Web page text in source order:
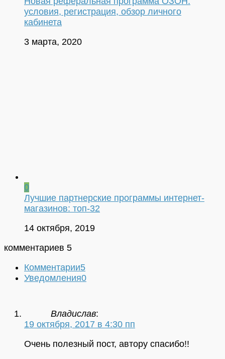
условия, регистрация, обзор личного
кабинета
3 марта, 2020
0
Лучшие партнерские программы интернет-
магазинов: топ-32
14 октября, 2019
комментариев 5
Комментарии5
Уведомления0
Владислав:
19 октября, 2017 в 4:30 пп
Очень полезный пост, автору спасибо!!